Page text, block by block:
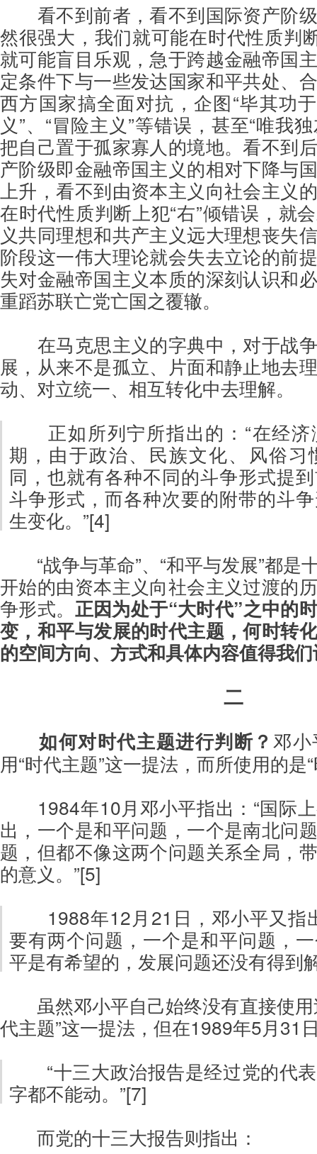
看不到前者，看不到国际资产阶
然很强大，我们就可能在时代性质判
就可能盲目乐观，急于跨越金融帝国
定条件下与一些发达国家和平共处、
西方国家搞全面对抗，企图“毕其功
义”、“冒险主义”等错误，甚至“唯我
把自己置于孤家寡人的境地。看不到
产阶级即金融帝国主义的相对下降与
上升，看不到由资本主义向社会主义
在时代性质判断上犯“右”倾错误，就
义共同理想和共产主义远大理想丧失
阶段这一伟大理论就会失去立论的前
失对金融帝国主义本质的深刻认识和
重蹈苏联亡党亡国之覆辙。
在马克思主义的字典中，对于战
展，从来不是孤立、片面和静止地去
动、对立统一、相互转化中去理解。
正如所列宁所指出的：“在经
期，由于政治、民族文化、风俗习
同，也就有各种不同的斗争形式提
斗争形式，而各种次要的附带的斗
生变化。”[4]
“战争与革命”、“和平与发展”都是
开始的由资本主义向社会主义过渡的
争形式。 正因为处于“大时代”之中的
变，和平与发展的时代主题，何时转
的空间方向、方式和具体内容值得我
二
如何对时代主题进行判断？ 邓
用“时代主题”这一提法，而所使用的是
1984年10月邓小平指出：“国际
出，一个是和平问题，一个是南北问
题，但都不像这两个问题关系全局，
的意义。”[5]
1988年12月21日，邓小平又指
要有两个问题，一个是和平问题，
平是有希望的，发展问题还没有得到
虽然邓小平自己始终没有直接使
代主题”这一提法，但在1989年5月31
“十三大政治报告是经过党的代
字都不能动。”[7]
而党的十三大报告则指出：